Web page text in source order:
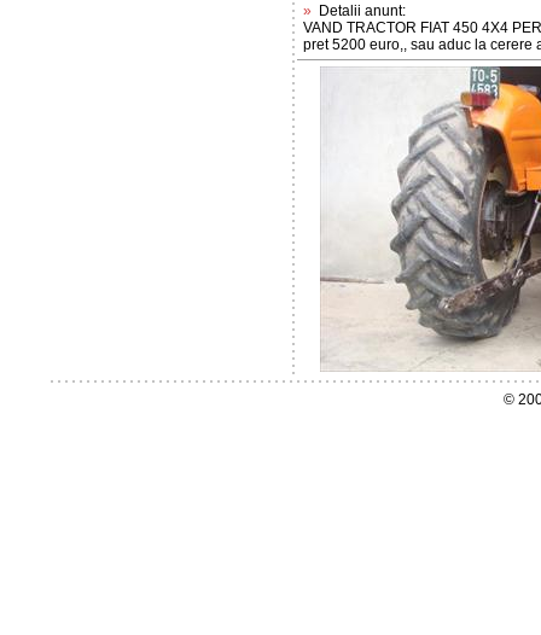
»
Detalii anunt:
VAND TRACTOR FIAT 450 4X4
pret 5200 euro,, sau aduc la
©